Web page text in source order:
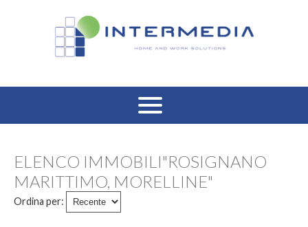
VENDITA RESIDENZIALE
AFFITTO RESIDENZIALE
ELENCO IMMOBILI"ROSIGNANO
MARITTIMO, MORELLINE"
Ordina per: